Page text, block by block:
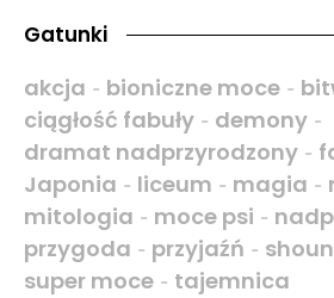
Gatunki
akcja - bioniczne moce -
ciągłość fabuły - demony -
dramat nadprzyrodzony -
Japonia - liceum - magia -
mitologia - moce psi -
przygoda - przyjaźń -
super moce - tajemnica